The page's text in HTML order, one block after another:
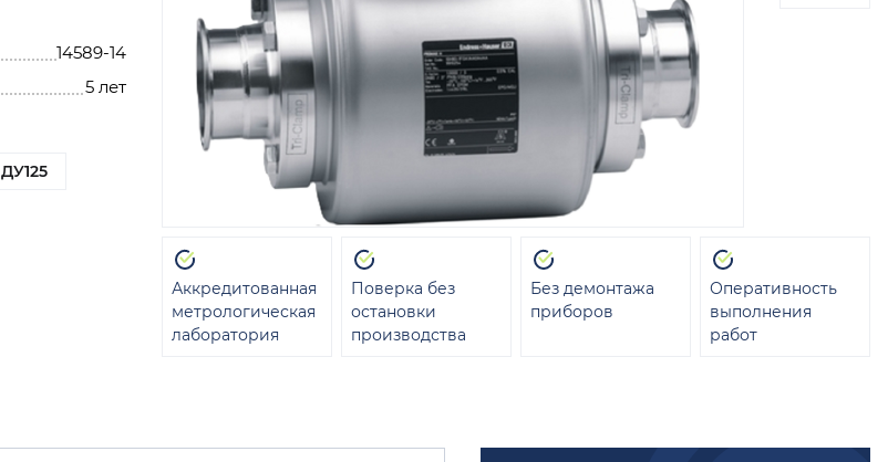
14589-14
5 лет
ДУ125
Аккредитованная
метрологическая
лаборатория
Поверка без
остановки
производства
Без демонтажа
приборов
Оперативность
выполнения
работ